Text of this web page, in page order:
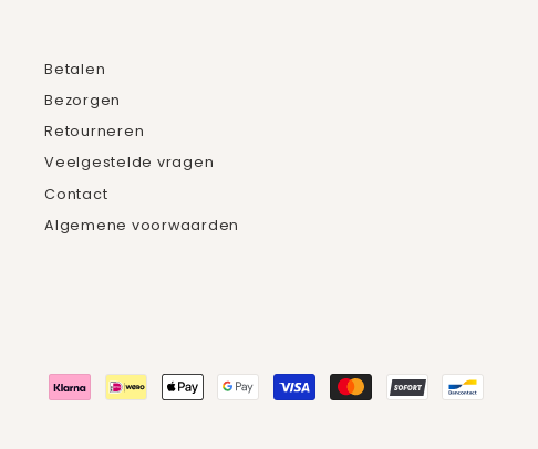
Betalen
Bezorgen
Retourneren
Veelgestelde vragen
Contact
Algemene voorwaarden